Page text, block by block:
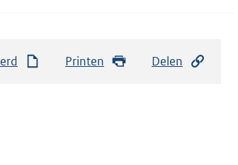
Printen Delen